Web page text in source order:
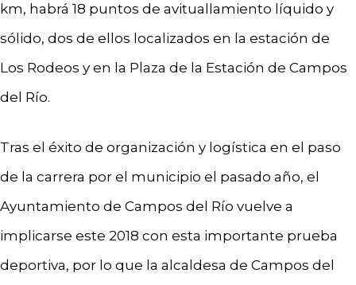
km, habrá 18 puntos de avituallamiento líquido y
sólido, dos de ellos localizados en la estación de
Los Rodeos y en la Plaza de la Estación de Campos
del Río.
Tras el éxito de organización y logística en el paso
de la carrera por el municipio el pasado año, el
Ayuntamiento de Campos del Río vuelve a
implicarse este 2018 con esta importante prueba
deportiva, por lo que la alcaldesa de Campos del